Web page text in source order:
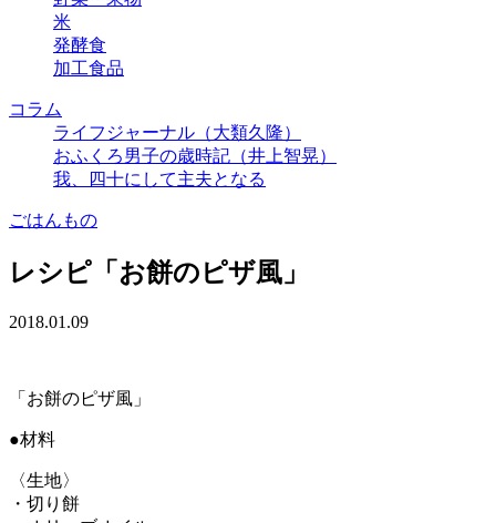
米
発酵食
加工食品
コラム
ライフジャーナル（大類久隆）
おふくろ男子の歳時記（井上智晃）
我、四十にして主夫となる
ごはんもの
レシピ「お餅のピザ風」
2018.01.09
「お餅のピザ風」
●材料
〈生地〉
・切り餅